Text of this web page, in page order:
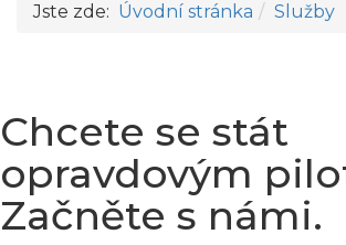
Jste zde: Úvodní stránka Služby
Chcete se stát
opravdovým
Začněte s námi.